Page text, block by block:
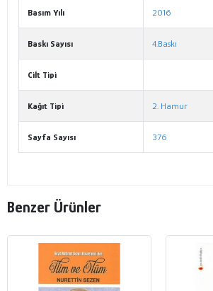
Basım Yılı 2016
Baskı Sayısı 4.Baskı
Cilt Tipi
Kağıt Tipi 2. Hamur
Sayfa Sayısı 376
Benzer Ürünler